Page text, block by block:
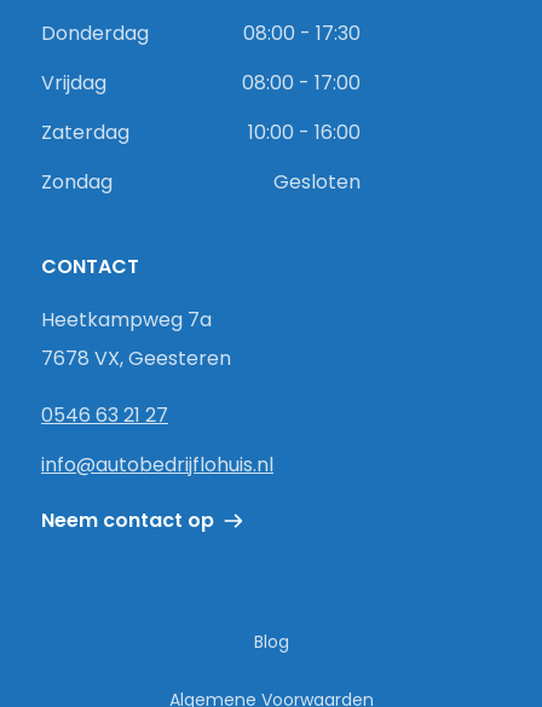
Donderdag
08:00 - 17:30
Vrijdag
08:00 - 17:00
Zaterdag
10:00 - 16:00
Zondag
Gesloten
CONTACT
Heetkampweg 7a
7678 VX, Geesteren
0546 63 21 27
info@autobedrijflohuis.nl
Neem contact op
Blog
Algemene Voorwaarden